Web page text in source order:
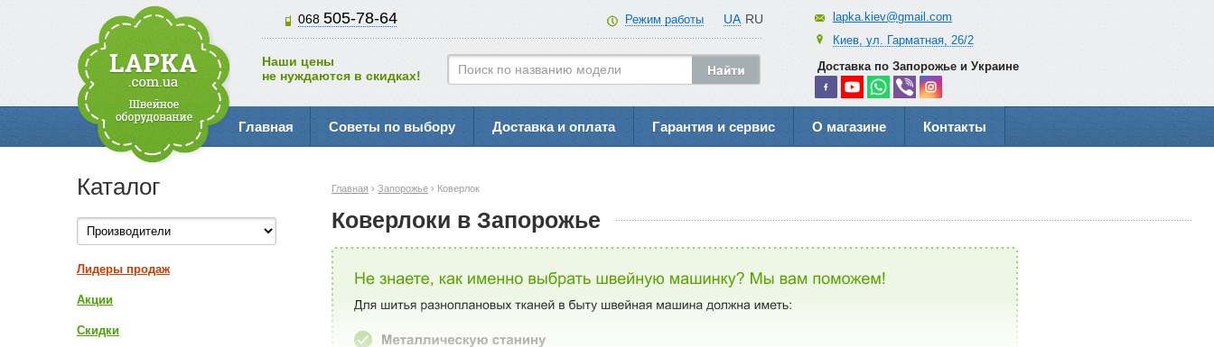
068 505-78-64 UA RU
Режим работы
Наши цены
не нуждаются в скидках!
lapka.kiev@gmail.com
Киев, ул. Гарматная, 26/2
Доставка по Запорожье и Украине
Главная Советы по выбору Доставка и оплата Гарантия и сервис О магазине Контакты
Главная › Запорожье › Коверлок
Коверлоки в Запорожье
Каталог
Лидеры продаж
Акции
Скидки